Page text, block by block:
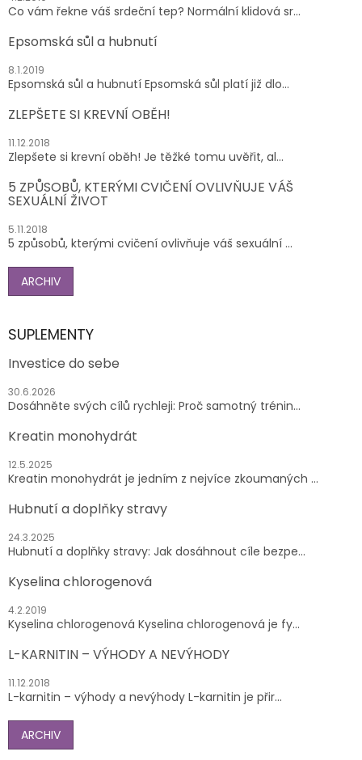
Co vám řekne váš srdeční tep? Normální klidová sr...
Epsomská sůl a hubnutí
8.1.2019
Epsomská sůl a hubnutí Epsomská sůl platí již dlo...
ZLEPŠETE SI KREVNÍ OBĚH!
11.12.2018
Zlepšete si krevní oběh! Je těžké tomu uvěřit, al...
5 ZPŮSOBŮ, KTERÝMI CVIČENÍ OVLIVŇUJE VÁŠ
SEXUÁLNÍ ŽIVOT
5.11.2018
5 způsobů, kterými cvičení ovlivňuje váš sexuální ...
ARCHIV
SUPLEMENTY
Investice do sebe
30.6.2026
Dosáhněte svých cílů rychleji: Proč samotný trénin...
Kreatin monohydrát
12.5.2025
Kreatin monohydrát je jedním z nejvíce zkoumaných ...
Hubnutí a doplňky stravy
24.3.2025
Hubnutí a doplňky stravy: Jak dosáhnout cíle bezpe...
Kyselina chlorogenová
4.2.2019
Kyselina chlorogenová Kyselina chlorogenová je fy...
L-KARNITIN – VÝHODY A NEVÝHODY
11.12.2018
L-karnitin – výhody a nevýhody L-karnitin je přir...
ARCHIV